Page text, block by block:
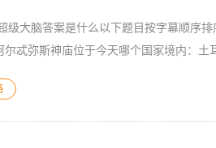
级大脑答案是什么以下题目按字幕顺序
尔忒弥斯神庙位于今天哪个国家境内：土